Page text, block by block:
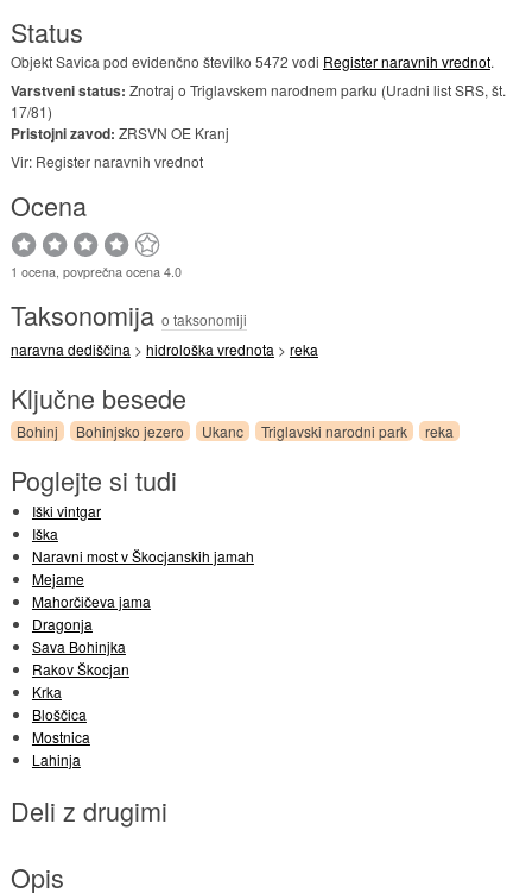
Status
Objekt Savica pod evidenčno številko 5472 vodi Register naravnih vrednot.
Varstveni status: Znotraj o Triglavskem narodnem parku (Uradni list SRS, št.
17/81)
Pristojni zavod: ZRSVN OE Kranj
Vir: Register naravnih vrednot
Ocena
1 ocena, povprečna ocena 4.0
Taksonomija o taksonomiji
naravna dediščina > hidrološka vrednota > reka
Ključne besede
Bohinj Bohinjsko jezero Ukanc Triglavski narodni park reka
Poglejte si tudi
Iški vintgar
Iška
Naravni most v Škocjanskih jamah
Mejame
Mahorčičeva jama
Dragonja
Sava Bohinjka
Rakov Škocjan
Krka
Bloščica
Mostnica
Lahinja
Deli z drugimi
Opis